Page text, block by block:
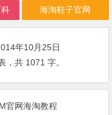
海淘鞋子官网
年10月25日
，共 1071 字。